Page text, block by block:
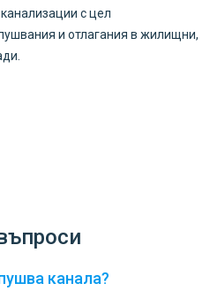
с цел
и отлагания в жилищни,
канала?